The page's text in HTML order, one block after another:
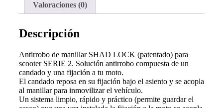
Valoraciones (0)
Descripción
Antirrobo de manillar SHAD LOCK (patentado) para
scooter SERIE 2. Solución antirrobo compuesta de un
candado y una fijación a tu moto.
El candado reposa en su fijación bajo el asiento y se acopla
al manillar para inmovilizar el vehículo.
Un sistema limpio, rápido y práctico (permite guardar el